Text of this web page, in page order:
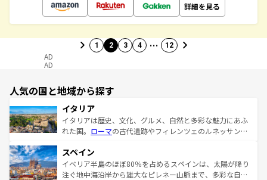
詳細を見る
1 2 3 4 … 12
AD
AD
人気の国と地域から探す
イタリア
イタリアは歴史、文化、グルメ、自然と多彩な魅力にあふ
れた国。 ローマの古代遺跡やフィレンツェのルネッサンス
ろん、トスカーナの美しい田園風景やアマルフィ海岸の絶
景など、自然景観も見逃せない。観光の合間には、本場の
ピザやパスタなど、絶品のイタリア料理を堪能することも
スペイン
イベリア半島のほぼ80％を占めるスペインは、太陽が降り
注ぐ地中海沿岸から雄大なピレネー山脈まで、多彩な自然